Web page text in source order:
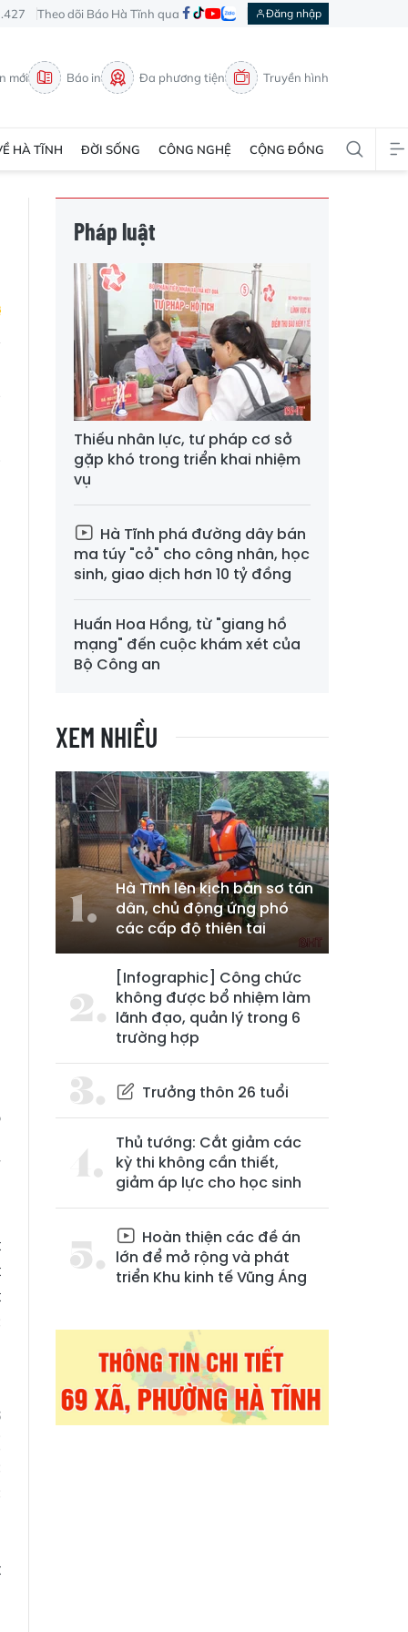
Theo dõi Báo Hà Tĩnh qua Đăng nhập
mới Báo in Đa phương tiện Truyền hình
HÀ TĨNH ĐỜI SỐNG CÔNG NGHỆ CỘNG ĐỒNG
Pháp luật
Thiếu nhân lực, tư pháp cơ sở
gặp khó trong triển khai nhiệm
vụ
Hà Tĩnh phá đường dây bán
ma túy "cỏ" cho công nhân, học
sinh, giao dịch hơn 10 tỷ đồng
Huấn Hoa Hồng, từ "giang hồ
mạng" đến cuộc khám xét của
Bộ Công an
XEM NHIỀU
Hà Tĩnh lên kịch bản sơ tán
dân, chủ động ứng phó
các cấp độ thiên tai
[Infographic] Công chức
không được bổ nhiệm làm
lãnh đạo, quản lý trong 6
trường hợp
Trưởng thôn 26 tuổi
Thủ tướng: Cắt giảm các
kỳ thi không cần thiết,
giảm áp lực cho học sinh
Hoàn thiện các đề án
lớn để mở rộng và phát
triển Khu kinh tế Vũng Áng